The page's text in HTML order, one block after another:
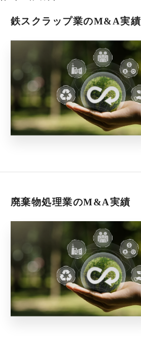
鉄スクラップ業のM&A実績
廃棄物処理業のM&A実績